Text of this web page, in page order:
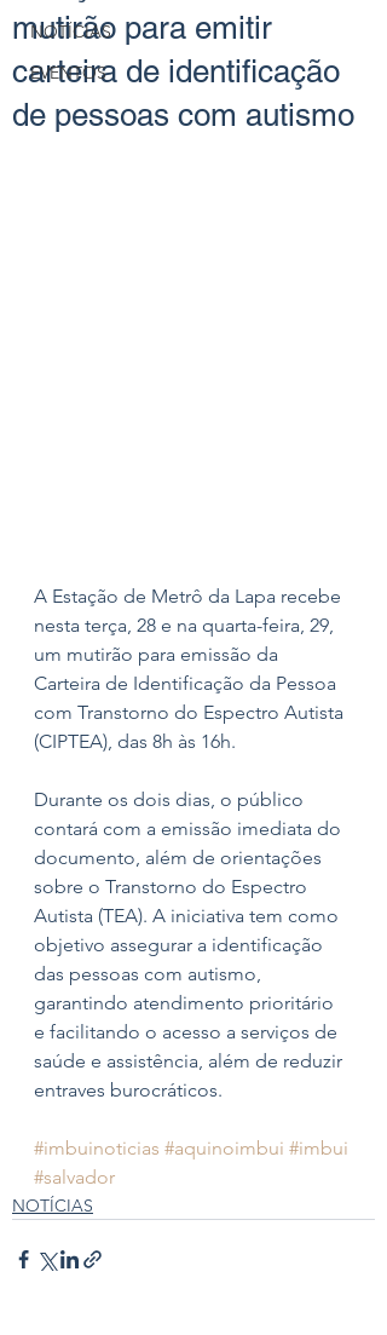
NOTÍCIAS
EVENTOS
mutirão para emitir
carteira de identificação
de pessoas com autismo
A Estação de Metrô da Lapa recebe
nesta terça, 28 e na quarta-feira, 29,
um mutirão para emissão da
Carteira de Identificação da Pessoa
com Transtorno do Espectro Autista
(CIPTEA), das 8h às 16h.
Durante os dois dias, o público
contará com a emissão imediata do
documento, além de orientações
sobre o Transtorno do Espectro
Autista (TEA). A iniciativa tem como
objetivo assegurar a identificação
das pessoas com autismo,
garantindo atendimento prioritário
e facilitando o acesso a serviços de
saúde e assistência, além de reduzir
entraves burocráticos.
#imbuinoticias #aquinoimbui #imbui
#salvador
NOTÍCIAS